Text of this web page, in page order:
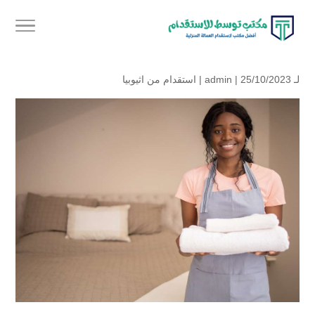
لـ admin | 25/10/2023 | استقدام من اثيوبيا